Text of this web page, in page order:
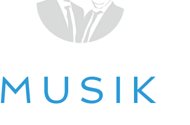
MUSIK